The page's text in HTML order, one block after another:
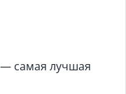
самая лучшая